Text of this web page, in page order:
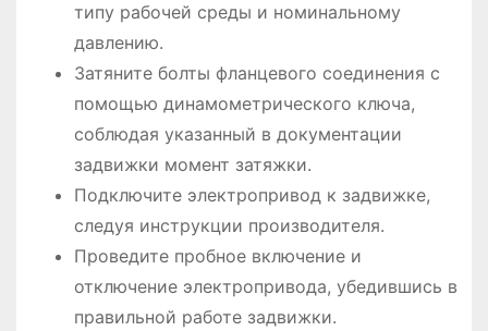
типу рабочей среды и номинальному
давлению.
Затяните болты фланцевого соединения с
помощью динамометрического ключа,
соблюдая указанный в документации
задвижки момент затяжки.
Подключите электропривод к задвижке,
следуя инструкции производителя.
Проведите пробное включение и
отключение электропривода, убедившись в
правильной работе задвижки.